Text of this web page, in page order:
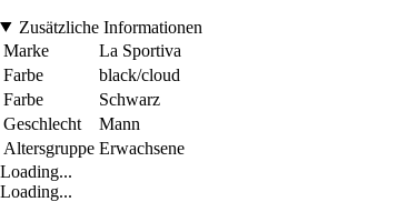
Zusätzliche Informationen
Marke
La Sportiva
Farbe
black/cloud
Farbe
Schwarz
Geschlecht
Mann
Altersgruppe Erwachsene
Loading...
Loading...